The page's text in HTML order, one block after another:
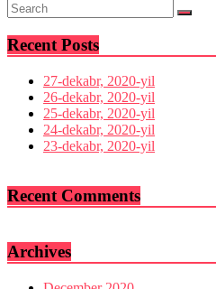
Recent Posts
27-dekabr, 2020-yil
26-dekabr, 2020-yil
25-dekabr, 2020-yil
24-dekabr, 2020-yil
23-dekabr, 2020-yil
Recent Comments
Archives